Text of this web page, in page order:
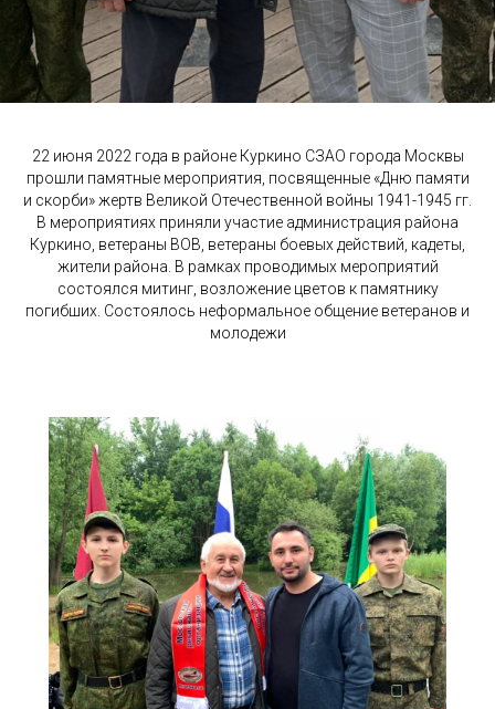
22 июня 2022 года в районе Куркино СЗАО города Москвы
прошли памятные мероприятия, посвященные «Дню памяти
и скорби» жертв Великой Отечественной войны 1941-1945 гг.
В мероприятиях приняли участие администрация района
Куркино, ветераны ВОВ, ветераны боевых действий, кадеты,
жители района. В рамках проводимых мероприятий
состоялся митинг, возложение цветов к памятнику
погибших. Состоялось неформальное общение ветеранов и
молодежи